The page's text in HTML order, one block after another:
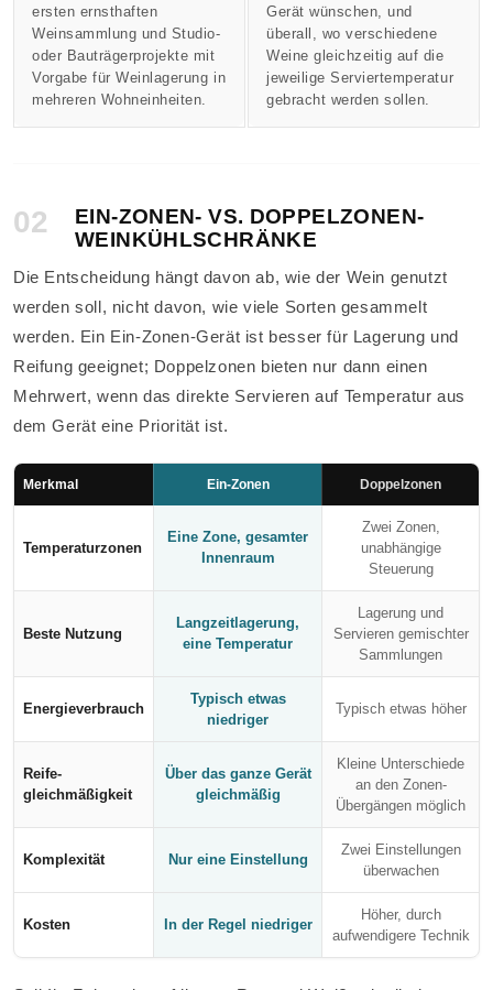
ersten ernsthaften
Weinsammlung und Studio-
oder Bauträgerprojekte mit
Vorgabe für Weinlagerung in
mehreren Wohneinheiten.
Gerät wünschen, und
überall, wo verschiedene
Weine gleichzeitig auf die
jeweilige Serviertemperatur
gebracht werden sollen.
02
EIN-ZONEN- VS. DOPPELZONEN-
WEINKÜHLSCHRÄNKE
Die Entscheidung hängt davon ab, wie der Wein genutzt
werden soll, nicht davon, wie viele Sorten gesammelt
werden. Ein Ein-Zonen-Gerät ist besser für Lagerung und
Reifung geeignet; Doppelzonen bieten nur dann einen
Mehrwert, wenn das direkte Servieren auf Temperatur aus
dem Gerät eine Priorität ist.
Merkmal Ein-Zonen Doppelzonen
Temperaturzonen
Eine Zone, gesamter
Innenraum
Zwei Zonen,
unabhängige
Steuerung
Beste Nutzung
Langzeitlagerung,
eine Temperatur
Lagerung und
Servieren gemischter
Sammlungen
Energieverbrauch
Typisch etwas
niedriger
Typisch etwas höher
Reife­
gleichmäßigkeit
Über das ganze Gerät
gleichmäßig
Kleine Unterschiede
an den Zonen-
Übergängen möglich
Komplexität Nur eine Einstellung
Zwei Einstellungen
überwachen
Kosten In der Regel niedriger
Höher, durch
aufwendigere Technik